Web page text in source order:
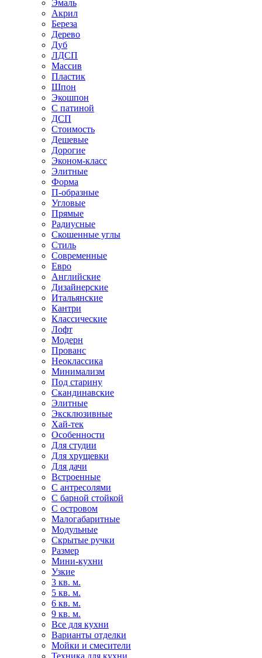
Эмаль
Акрил
Береза
Дерево
Дуб
ЛДСП
Массив
Пластик
Шпон
Экошпон
С патиной
ДСП
Стоимость
Дешевые
Дорогие
Эконом-класс
Элитные
Форма
П-образные
Угловые
Прямые
Радиусные
Скошенные углы
Стиль
Современные
Евро
Английские
Дизайнерские
Итальянские
Кантри
Классические
Лофт
Модерн
Прованс
Неоклассика
Минимализм
Под старину
Скандинавские
Элитные
Эксклюзивные
Хай-тек
Особенности
Для студии
Для хрущевки
Для дачи
Встроенные
С антресолями
С барной стойкой
С островом
Малогабаритные
Модульные
Скрытые ручки
Размер
Мини-кухни
Узкие
3 кв. м.
5 кв. м.
6 кв. м.
9 кв. м.
Все для кухни
Варианты отделки
Мойки и смесители
Техника для кухни